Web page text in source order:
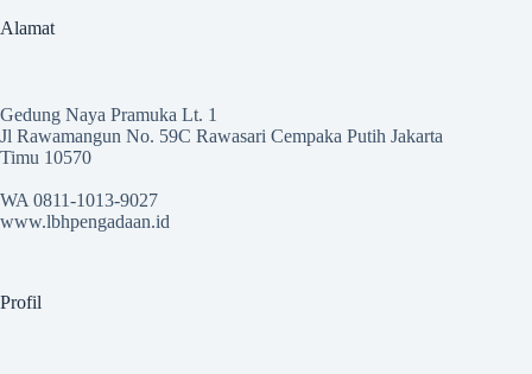
Alamat
Gedung Naya Pramuka Lt. 1
Jl Rawamangun No. 59C Rawasari Cempaka Putih Jakarta
Timu 10570
WA 0811-1013-9027
www.lbhpengadaan.id
Profil